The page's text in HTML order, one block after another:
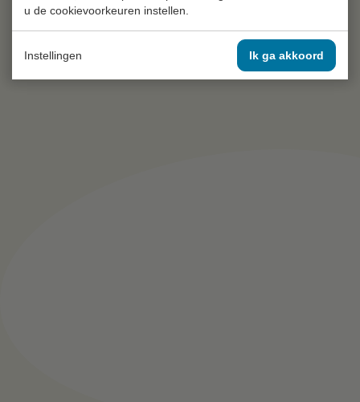
u de cookievoorkeuren instellen.
Instellingen Ik ga akkoord